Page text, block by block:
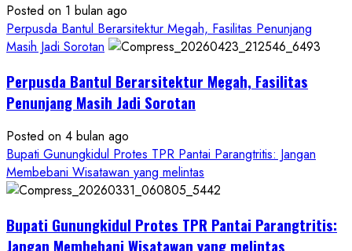
Diduga
Hanya
Separuhnya
Cair
ke
Ketum
PWRI
RI
Minta
Resmi
Posted on 1 bulan ago
Perpusda Bantul Berarsitektur Megah, Fasilitas Penunjang
Masih Jadi Sorotan
Perpusda Bantul Berarsitektur Megah, Fasilitas
Penunjang Masih Jadi Sorotan
Posted on 4 bulan ago
Bupati Gunungkidul Protes TPR Pantai Parangtritis: Jangan
Membebani Wisatawan yang melintas
Bupati Gunungkidul Protes TPR Pantai Parangtritis:
Jangan Membebani Wisatawan yang melintas